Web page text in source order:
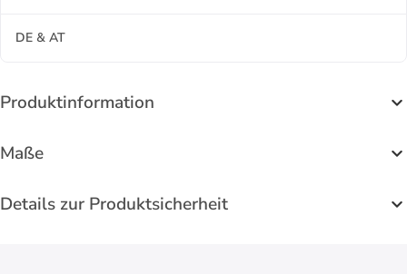
DE & AT
Produktinformation
Maße
Details zur Produktsicherheit